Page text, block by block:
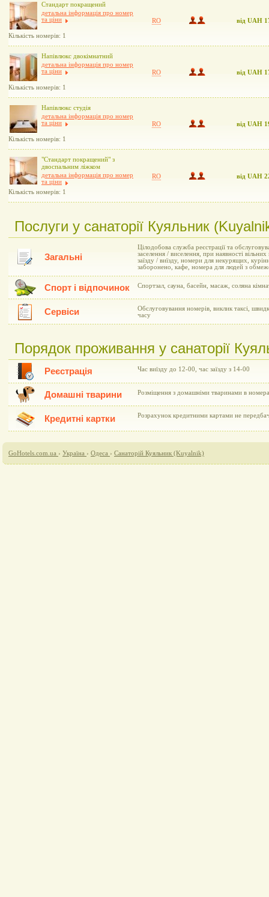
Стандарт покращений
детальна інформація про номер
та ціни
Кількість номерів: 1
RO від UAH
Напівлюкс двокімнатний
детальна інформація про номер
та ціни
Кількість номерів: 1
RO від UAH
Напівлюкс студія
детальна інформація про номер
та ціни
Кількість номерів: 1
RO від UAH
"Стандарт покращений" з
двоспальним ліжком
детальна інформація про номер
та ціни
Кількість номерів: 1
RO від UAH
Послуги у санаторії Куяльник
Загальні
Цілодобова служба реєстрації та
заселення / виселення, при наявності
заїзду / виїзду, номери для некурящих,
заборонено, кафе, номера для людей з
Спорт і відпочинок Спортзал, сауна, басейн, масаж, соляна
Сервіси
Обслуговування номерів, виклик таксі,
часу
Порядок проживання у санаторії
Реєстрація Час виїзду до 12-00, час заїзду з 14-00
Домашні тварини Розміщення з домашніми тваринами в
Кредитні картки Розрахунок кредитними картами не
GoHotels.com.ua › Україна › Одеса › Санаторій Куяльник (Kuyalnik)